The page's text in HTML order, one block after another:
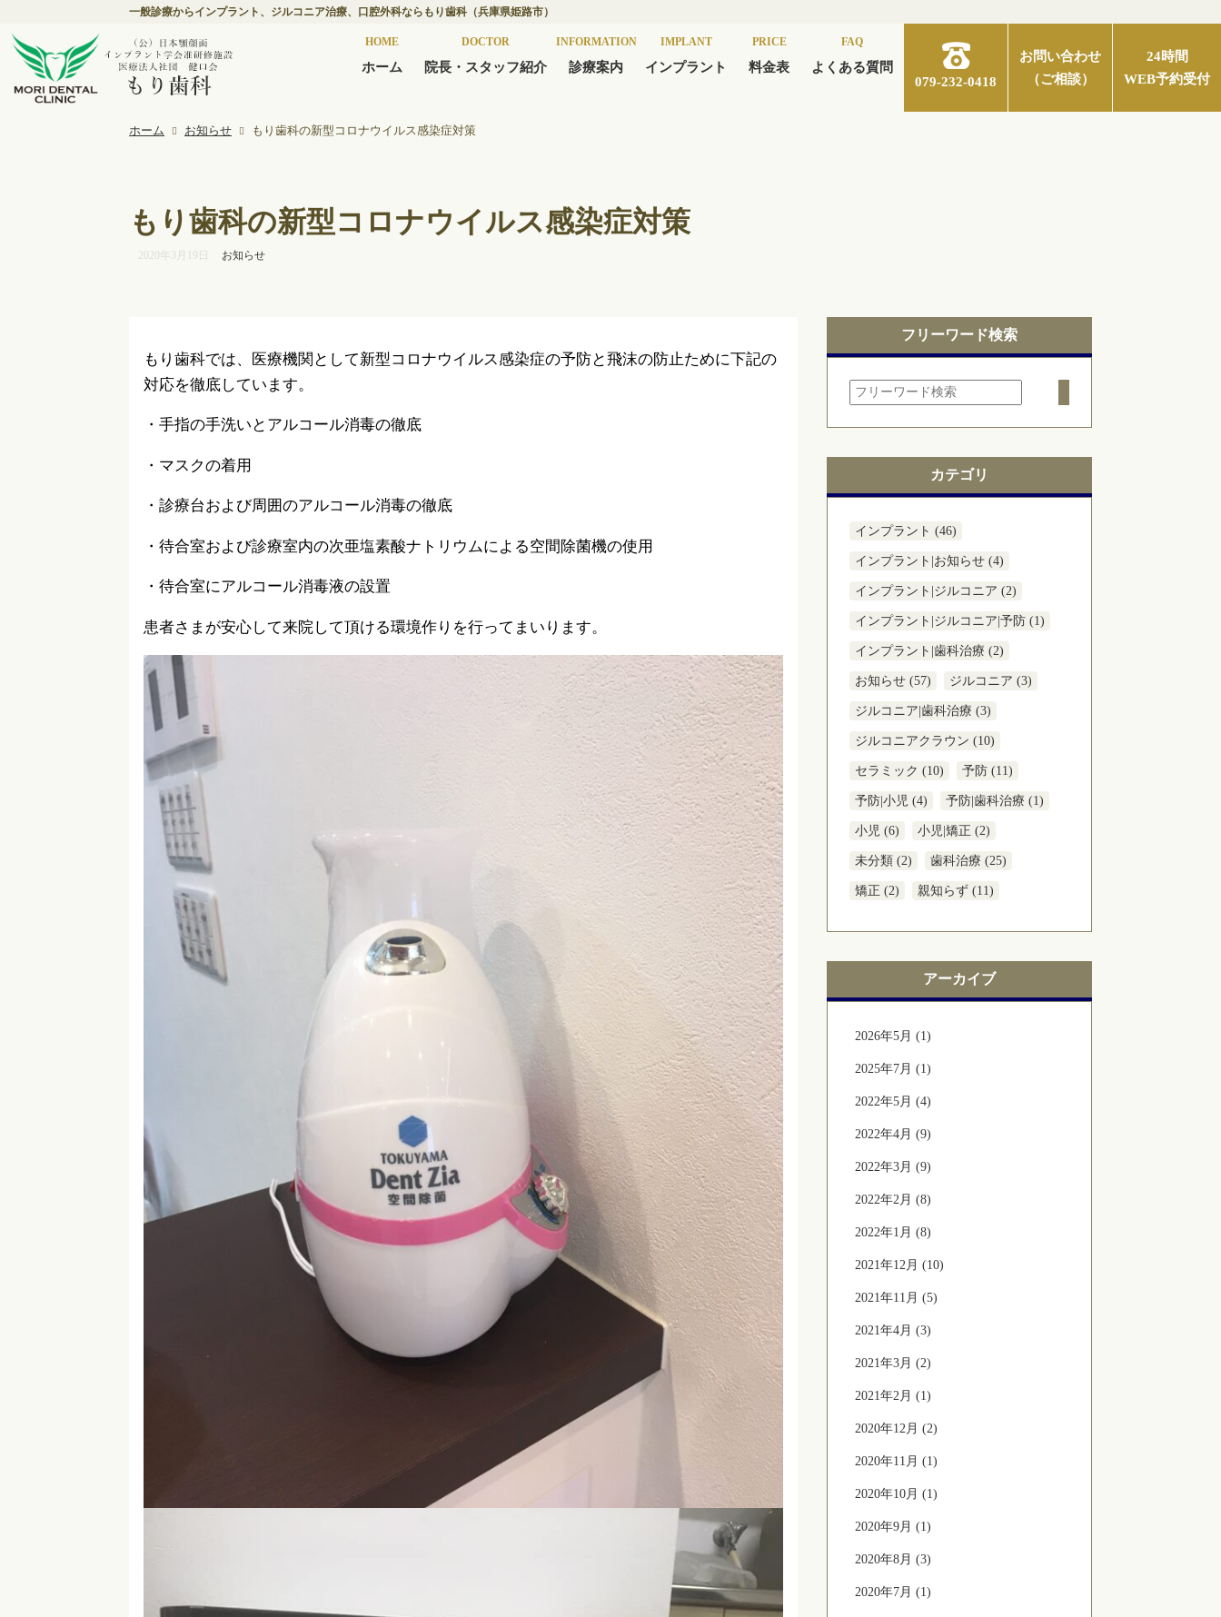
一般診療からインプラント、ジルコニア治療、口腔外科ならもり歯科（兵庫県姫路市）
HOME
ホーム
DOCTOR
院長・スタッフ紹介
INFORMATION
診療案内
IMPLANT
インプラント
PRICE
料金表
FAQ
よくある質問
079-232-0418
お問い合わせ
（ご相談）
24時間
WEB予約受付
ホーム お知らせ もり歯科の新型コロナウイルス感染症対策
もり歯科の新型コロナウイルス感染症対策
2020年3月19日 お知らせ
もり歯科では、医療機関として新型コロナウイルス感染症の予防と飛沫の防止ために下記の
対応を徹底しています。
・手指の手洗いとアルコール消毒の徹底
・マスクの着用
・診療台および周囲のアルコール消毒の徹底
・待合室および診療室内の次亜塩素酸ナトリウムによる空間除菌機の使用
・待合室にアルコール消毒液の設置
患者さまが安心して来院して頂ける環境作りを行ってまいります。
フリーワード検索
カテゴリ
インプラント (46)
インプラント|お知らせ (4)
インプラント|ジルコニア (2)
インプラント|ジルコニア|予防 (1)
インプラント|歯科治療 (2)
お知らせ (57) ジルコニア (3)
ジルコニア|歯科治療 (3)
ジルコニアクラウン (10)
セラミック (10) 予防 (11)
予防|小児 (4) 予防|歯科治療 (1)
小児 (6) 小児|矯正 (2)
未分類 (2) 歯科治療 (25)
矯正 (2) 親知らず (11)
アーカイブ
2026年5月 (1)
2025年7月 (1)
2022年5月 (4)
2022年4月 (9)
2022年3月 (9)
2022年2月 (8)
2022年1月 (8)
2021年12月 (10)
2021年11月 (5)
2021年4月 (3)
2021年3月 (2)
2021年2月 (1)
2020年12月 (2)
2020年11月 (1)
2020年10月 (1)
2020年9月 (1)
2020年8月 (3)
2020年7月 (1)